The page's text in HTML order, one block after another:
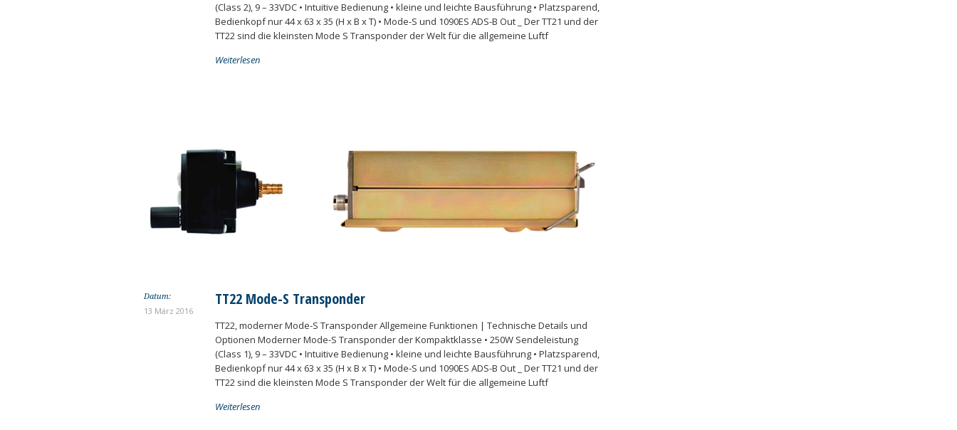
(Class 2), 9 – 33VDC • Intuitive Bedienung • kleine und leichte Bausführung • Platzsparend,
Bedienkopf nur 44 x 63 x 35 (H x B x T) • Mode-S und 1090ES ADS-B Out _ Der TT21 und der
TT22 sind die kleinsten Mode S Transponder der Welt für die allgemeine Luftf
Weiterlesen
Datum:
13 März 2016
TT22 Mode-S Transponder
TT22, moderner Mode-S Transponder Allgemeine Funktionen | Technische Details und
Optionen Moderner Mode-S Transponder der Kompaktklasse • 250W Sendeleistung
(Class 1), 9 – 33VDC • Intuitive Bedienung • kleine und leichte Bausführung • Platzsparend,
Bedienkopf nur 44 x 63 x 35 (H x B x T) • Mode-S und 1090ES ADS-B Out _ Der TT21 und der
TT22 sind die kleinsten Mode S Transponder der Welt für die allgemeine Luftf
Weiterlesen